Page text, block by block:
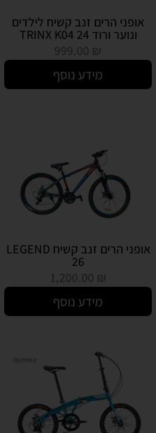
אופני הרים זנב קשיח לילדים
ונוער ורוד TRINX K04 24
999.00 ₪
מידע נוסף
אופני הרים זנב קשיח LEGEND
26
1,200.00 ₪
מידע נוסף